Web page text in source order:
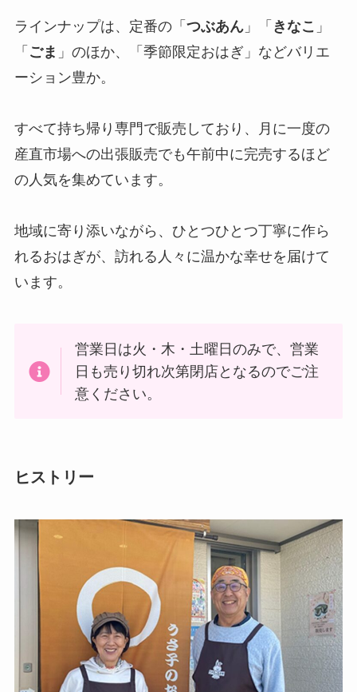
ラインナップは、定番の「 つぶあん」「 きなこ 」
「 ごま 」のほか、「季節限定おはぎ」などバリエ
ーション豊か。
すべて持ち帰り専門で販売しており、月に一度の
産直市場への出張販売でも午前中に完売するほど
の人気を集めています。
地域に寄り添いながら、ひとつひとつ丁寧に作ら
れるおはぎが、訪れる人々に温かな幸せを届けて
います。
営業日は火・木・土曜日のみで、営業
日も売り切れ次第閉店となるのでご注
意ください。
ヒストリー